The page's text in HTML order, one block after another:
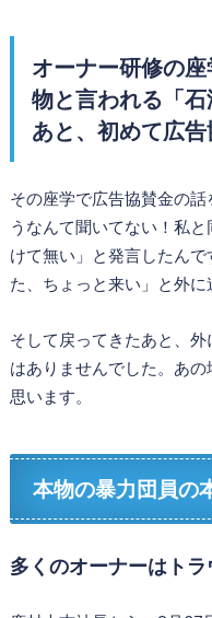
オーナー研修の
物と言われる「
あと、初めて広告
その座学で広告協賛金の
うなんて聞いてない！私
けて無い」と発言したん
た、ちょっと来い」と外に
そして戻ってきたあと、
はありませんでした。あ
思います。
本物の暴力団員の
多くのオーナーはトラ